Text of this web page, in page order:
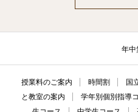
年中
授業料のご案内 時間割 国
と教室の案内
学年別個別指導